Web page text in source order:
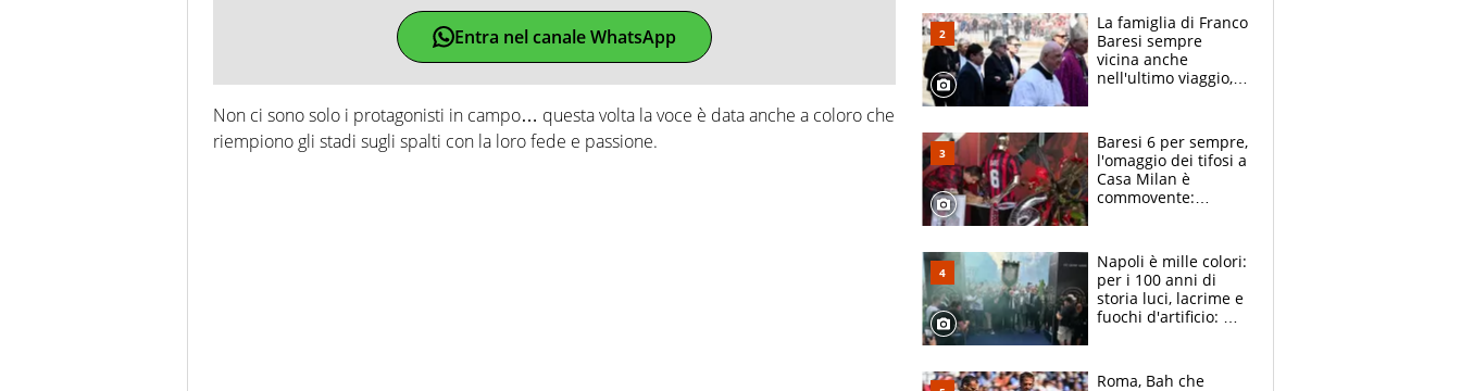
Entra nel canale WhatsApp
Non ci sono solo i protagonisti in campo… questa volta la voce è data anche a coloro che
riempiono gli stadi sugli spalti con la loro fede e passione.
La famiglia di Franco
Baresi sempre
vicina anche
nell'ultimo viaggio,
circondati
dall'affetto dei tifosi
Baresi 6 per sempre,
l'omaggio dei tifosi a
Casa Milan è
commovente:
bigliettini
Napoli è mille colori:
per i 100 anni di
storia luci, lacrime e
fuochi d'artificio: De
Roma, Bah che